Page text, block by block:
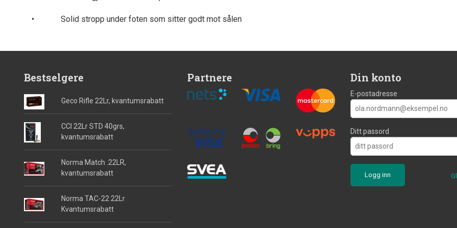
• Solid stropp under foten som sitter godt mot sålen
Bestselgere
Geco Rifle 22Lr, kvantumsrabatt
CCI 22Lr STD 40grs,
kvantumsrabatt
Norma Match .22LR,
kvantumsrabatt
Norma TAC-22 22Lr
Kvantumsrabatt
Partnere Din konto
E-postadresse
Ditt passord